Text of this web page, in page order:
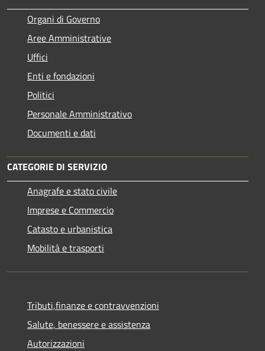
Organi di Governo
Aree Amministrative
Uffici
Enti e fondazioni
Politici
Personale Amministrativo
Documenti e dati
CATEGORIE DI SERVIZIO
Anagrafe e stato civile
Imprese e Commercio
Catasto e urbanistica
Mobilità e trasporti
Tributi,finanze e contravvenzioni
Salute, benessere e assistenza
Autorizzazioni